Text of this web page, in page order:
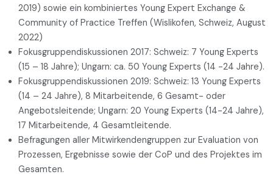
2019) sowie ein kombiniertes Young Expert Exchange &
Community of Practice Treffen (Wislikofen, Schweiz, August
2022)
Fokusgruppendiskussionen 2017: Schweiz: 7 Young Experts
(15 – 18 Jahre); Ungarn: ca. 50 Young Experts (14 -24 Jahre).
Fokusgruppendiskussionen 2019: Schweiz: 13 Young Experts
(14 – 24 Jahre), 8 Mitarbeitende, 6 Gesamt- oder
Angebotsleitende; Ungarn: 20 Young Experts (14-24 Jahre),
17 Mitarbeitende, 4 Gesamtleitende.
Befragungen aller Mitwirkendengruppen zur Evaluation von
Prozessen, Ergebnisse sowie der CoP und des Projektes im
Gesamten.